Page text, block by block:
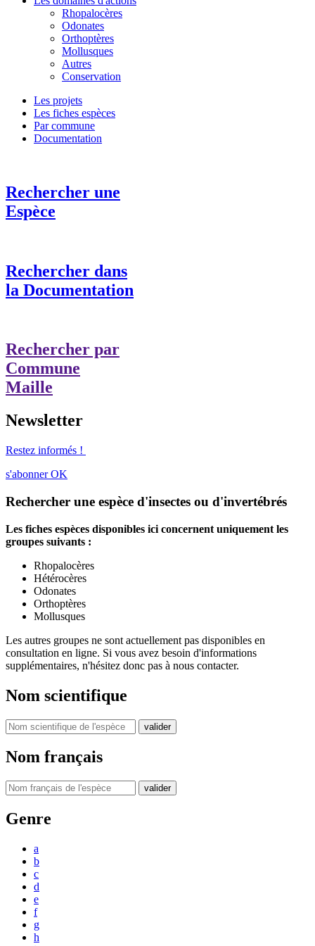
Rhopalocères
Odonates
Orthoptères
Mollusques
Autres
Conservation
Les projets
Les fiches espèces
Par commune
Documentation
Rechercher une
Espèce
Rechercher dans
la Documentation
Rechercher par
Commune
Maille
Newsletter
Restez informés !
s'abonner OK
Rechercher une espèce d'insectes ou d'invertébrés
Les fiches espèces disponibles ici concernent uniquement les
groupes suivants :
Rhopalocères
Hétérocères
Odonates
Orthoptères
Mollusques
Les autres groupes ne sont actuellement pas disponibles en
consultation en ligne. Si vous avez besoin d'informations
supplémentaires, n'hésitez donc pas à nous contacter.
Nom scientifique
valider
Nom français
valider
Genre
a
b
c
d
e
f
g
h